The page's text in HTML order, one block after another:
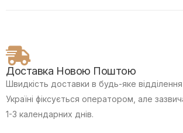
Доставка Новою Поштою
Швидкість доставки в будь-яке
Україні фіксується оператором, але
1-3 календарних днів.